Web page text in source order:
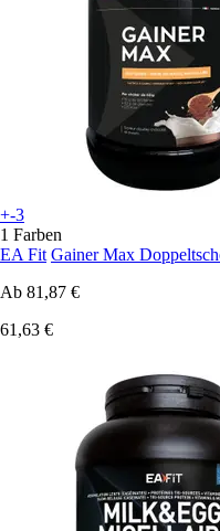
+-3
1 Farben
EA Fit Gainer Max
Ab 81,87 €
61,63 €